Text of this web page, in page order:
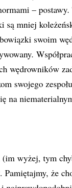
– postawy.
są mniej
swoim
wędrowników
swojego
na
(im wyżej, tym
. Pamiętajmy, że